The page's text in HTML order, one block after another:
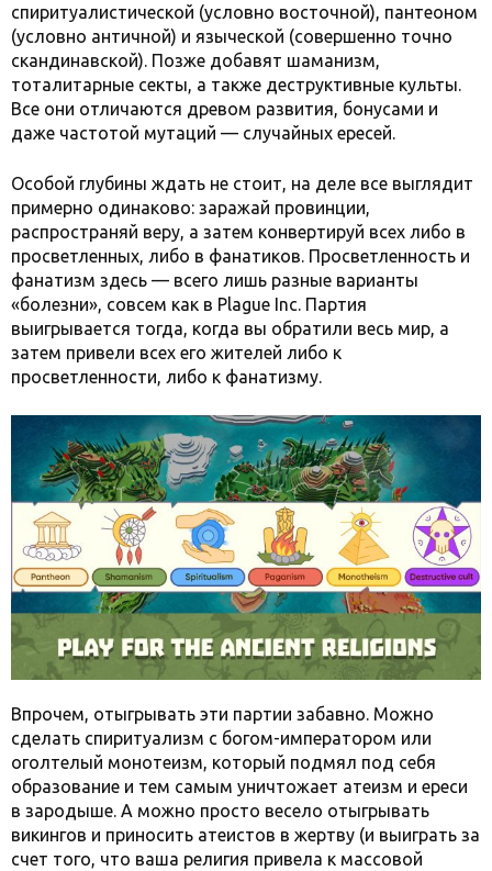
спиритуалистической (условно восточной), пантеоном
(условно античной) и языческой (совершенно точно
скандинавской). Позже добавят шаманизм,
тоталитарные секты, а также деструктивные культы.
Все они отличаются древом развития, бонусами и
даже частотой мутаций — случайных ересей.
Особой глубины ждать не стоит, на деле все выглядит
примерно одинаково: заражай провинции,
распространяй веру, а затем конвертируй всех либо в
просветленных, либо в фанатиков. Просветленность и
фанатизм здесь — всего лишь разные варианты
«болезни», совсем как в Plague Inc. Партия
выигрывается тогда, когда вы обратили весь мир, а
затем привели всех его жителей либо к
просветленности, либо к фанатизму.
Впрочем, отыгрывать эти партии забавно. Можно
сделать спиритуализм с богом-императором или
оголтелый монотеизм, который подмял под себя
образование и тем самым уничтожает атеизм и ереси
в зародыше. А можно просто весело отыгрывать
викингов и приносить атеистов в жертву (и выиграть за
счет того, что ваша религия привела к массовой